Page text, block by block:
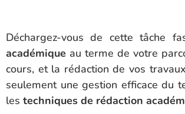
Déchargez-vous de cette tâche
académique au terme de votre
cours, et la rédaction de vos
seulement une gestion efficace du
les techniques de rédaction